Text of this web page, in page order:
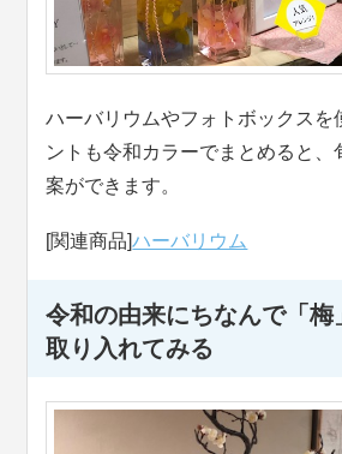
ハーバリウムやフォトボックスを
ントも令和カラーでまとめると、
案ができます。
[関連商品]ハーバリウム
令和の由来にちなんで「梅
取り入れてみる